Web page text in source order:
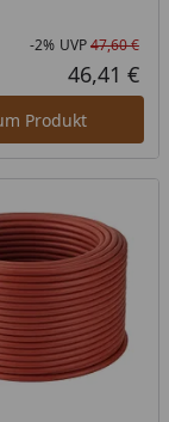
-2% UVP47,60 €
46,41 €
Produkt